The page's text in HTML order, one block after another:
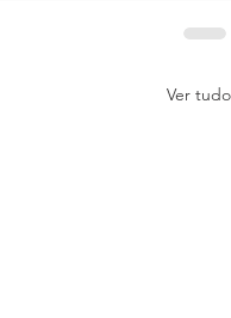
Ver tudo